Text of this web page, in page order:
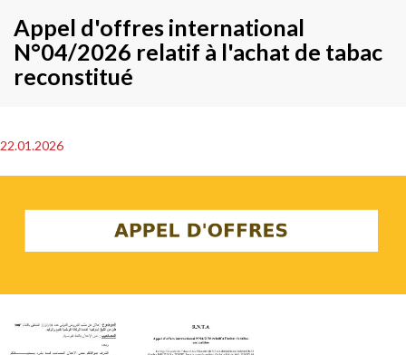
Appel d'offres international
N°04/2026 relatif à l'achat de tabac
reconstitué
22.01.2026